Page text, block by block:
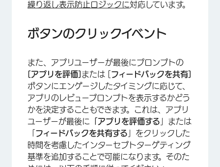
繰り返し表示防止ロジックに対応しています。
ボタンのクリックイベント
また、アプリユーザーが最後にプロンプトの
[アプリを評価] または [ フィードバックを共有]
ボタンにエンゲージしたタイミングに応じて、
アプリのレビュープロンプトを表示するかどう
かを決定することもできます。これは、アプリ
ユーザーが最後に 「アプリを評価する 」または
フィードバックを共有する 」をクリックした
時間を考慮したインターセプトターゲティング
基準を追加することで可能になります。そのた